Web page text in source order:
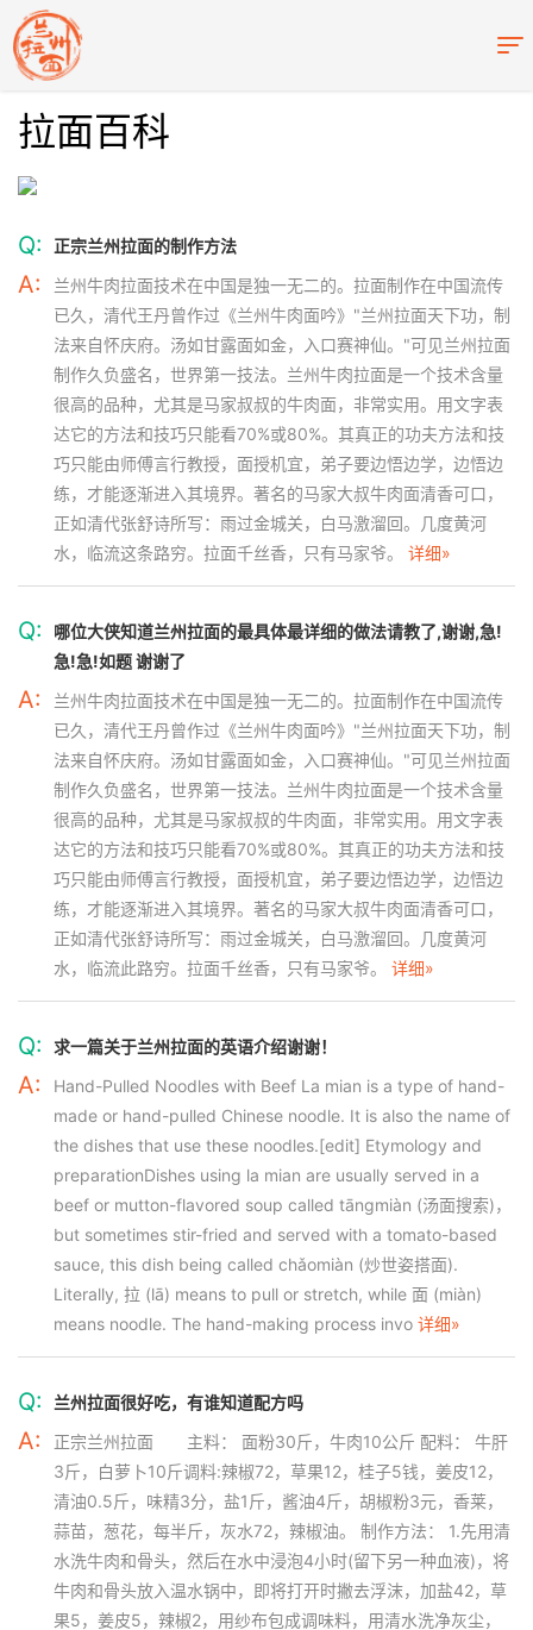
拉面百科
Q: 正宗兰州拉面的制作方法
A:
兰州牛肉拉面技术在中国是独一无二的。拉面制作在中国流传
已久，清代王丹曾作过《兰州牛肉面吟》"兰州拉面天下功，制
法来自怀庆府。汤如甘露面如金，入口赛神仙。"可见兰州拉面
制作久负盛名，世界第一技法。兰州牛肉拉面是一个技术含量
很高的品种，尤其是马家叔叔的牛肉面，非常实用。用文字表
达它的方法和技巧只能看70%或80%。其真正的功夫方法和技
巧只能由师傅言行教授，面授机宜，弟子要边悟边学，边悟边
练，才能逐渐进入其境界。著名的马家大叔牛肉面清香可口，
正如清代张舒诗所写：雨过金城关，白马激溜回。几度黄河
水，临流这条路穷。拉面千丝香，只有马家爷。 详细»
Q:
哪位大侠知道兰州拉面的最具体最详细的做法请教了,谢谢,急!
急!急!如题 谢谢了
A:
兰州牛肉拉面技术在中国是独一无二的。拉面制作在中国流传
已久，清代王丹曾作过《兰州牛肉面吟》"兰州拉面天下功，制
法来自怀庆府。汤如甘露面如金，入口赛神仙。"可见兰州拉面
制作久负盛名，世界第一技法。兰州牛肉拉面是一个技术含量
很高的品种，尤其是马家叔叔的牛肉面，非常实用。用文字表
达它的方法和技巧只能看70%或80%。其真正的功夫方法和技
巧只能由师傅言行教授，面授机宜，弟子要边悟边学，边悟边
练，才能逐渐进入其境界。著名的马家大叔牛肉面清香可口，
正如清代张舒诗所写：雨过金城关，白马激溜回。几度黄河
水，临流此路穷。拉面千丝香，只有马家爷。 详细»
Q: 求一篇关于兰州拉面的英语介绍谢谢！
A:
Hand-Pulled Noodles with Beef La mian is a type of hand-
made or hand-pulled Chinese noodle. It is also the name of
the dishes that use these noodles.[edit] Etymology and
preparationDishes using la mian are usually served in a
beef or mutton-flavored soup called tāngmiàn (汤面搜索)，
but sometimes stir-fried and served with a tomato-based
sauce, this dish being called chǎomiàn (炒世姿搭面).
Literally, 拉 (lā) means to pull or stretch, while 面 (miàn)
means noodle. The hand-making process invo 详细»
Q: 兰州拉面很好吃，有谁知道配方吗
A:
正宗兰州拉面 主料： 面粉30斤，牛肉10公斤 配料： 牛肝
3斤，白萝卜10斤调料:辣椒72，草果12，桂子5钱，姜皮12，
清油0.5斤，味精3分，盐1斤，酱油4斤，胡椒粉3元，香莱，
蒜苗，葱花，每半斤，灰水72，辣椒油。 制作方法： 1.先用清
水洗牛肉和骨头，然后在水中浸泡4小时(留下另一种血液)，将
牛肉和骨头放入温水锅中，即将打开时撇去浮沫，加盐42，草
果5，姜皮5，辣椒2，用纱布包成调味料，用清水洗净灰尘，